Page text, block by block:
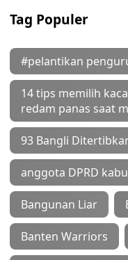
Tag Populer
#pelantikan
14 tips memilih
redam panas saat
93 Bangli
anggota DPRD
Bangunan Liar
Banten Warriors